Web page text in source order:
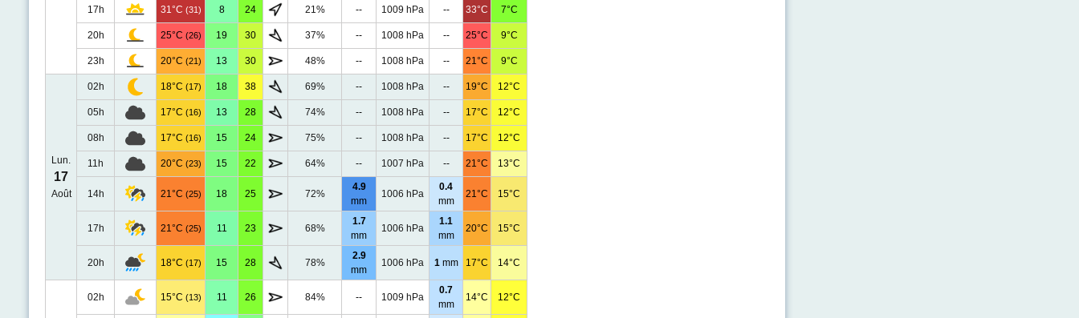
17h 31°C (31) 8 24 21% -- 1009 hPa -- 33°C 7°C
20h 25°C (26) 19 30 37% -- 1008 hPa -- 25°C 9°C
23h 20°C (21) 13 30 48% -- 1008 hPa -- 21°C 9°C
Lun.
17
Août
02h 18°C (17) 18 38 69% -- 1008 hPa -- 19°C 12°C
05h 17°C (16) 13 28 74% -- 1008 hPa -- 17°C 12°C
08h 17°C (16) 15 24 75% -- 1008 hPa -- 17°C 12°C
11h 20°C (23) 15 22 64% -- 1007 hPa -- 21°C 13°C
14h 21°C (25) 18 25 72%
4.9
mm
1006 hPa
0.4
mm
21°C 15°C
17h 21°C (25) 11 23 68%
1.7
mm
1006 hPa
1.1
mm
20°C 15°C
20h 18°C (17) 15 28 78%
2.9
mm
1006 hPa 1mm 17°C 14°C
02h 15°C (13) 11 26 84% -- 1009 hPa
0.7
mm
14°C 12°C